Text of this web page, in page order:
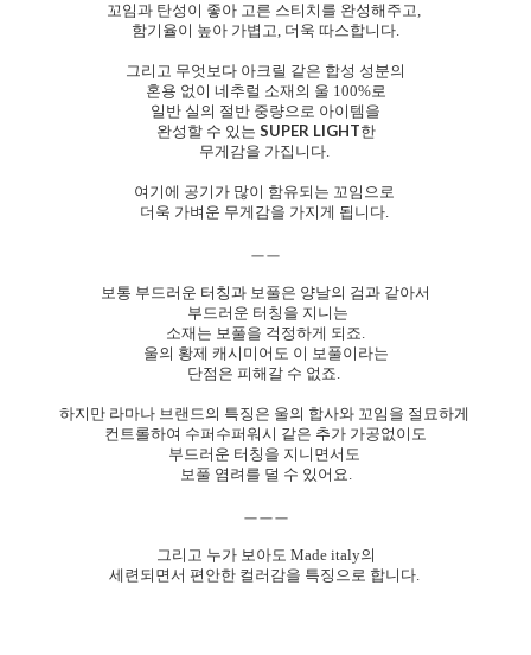
꼬임과 탄성이 좋아 고른 스티치를 완성해주고,
함기율이 높아 가볍고, 더욱 따스합니다.
그리고 무엇보다 아크릴 같은 합성 성분의
혼용 없이 네추럴 소재의 울 100%로
일반 실의 절반 중량으로 아이템을
완성할 수 있는 SUPER LIGHT한
무게감을 가집니다.
여기에 공기가 많이 함유되는 꼬임으로
더욱 가벼운 무게감을 가지게 됩니다.
ㅡㅡ
보통 부드러운 터칭과 보풀은 양날의 검과 같아서
부드러운 터칭을 지니는
소재는 보풀을 걱정하게 되죠.
울의 황제 캐시미어도 이 보풀이라는
단점은 피해갈 수 없죠.
하지만 라마나 브랜드의 특징은 울의 합사와 꼬임을 절묘하게
컨트롤하여 수퍼수퍼워시 같은 추가 가공없이도
부드러운 터칭을 지니면서도
보풀 염려를 덜 수 있어요.
ㅡㅡㅡ
그리고 누가 보아도 Made italy의
세련되면서 편안한 컬러감을 특징으로 합니다.